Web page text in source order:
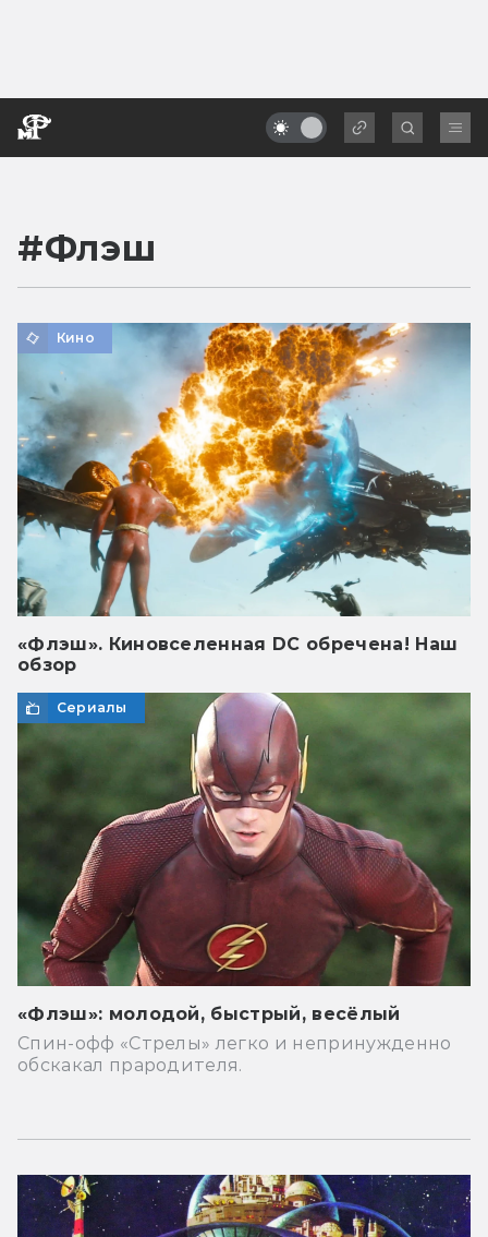
#Флэш
Кино
«Флэш». Киновселенная DC обречена! Наш
обзор
Сериалы
«Флэш»: молодой, быстрый, весёлый
Спин-офф «Стрелы» легко и непринужденно
обскакал прародителя.